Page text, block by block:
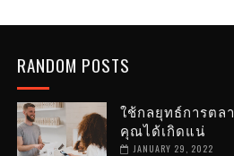
RANDOM POSTS
ใช้กลยุทธ์การตล
คุณได้เกิดแน่
JANUARY 29, 2022